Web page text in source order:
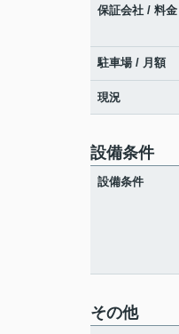
保証会社 / 料金
駐車場 / 月額
現況
設備条件
設備条件
その他